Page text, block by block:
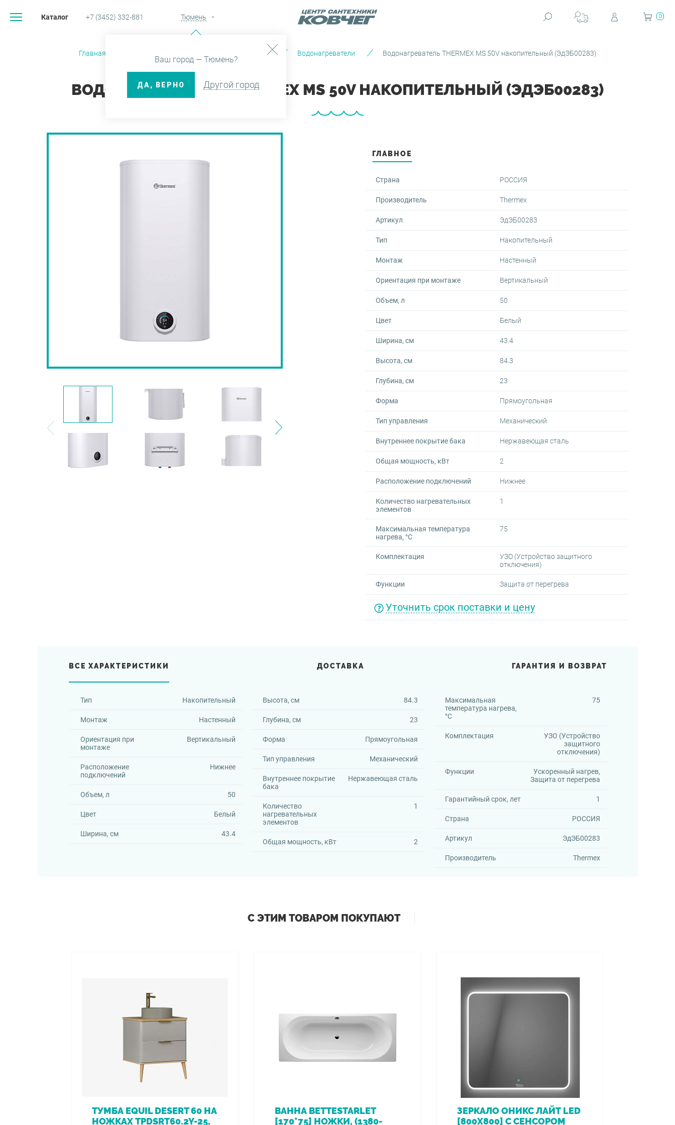
Каталог +7 (3452) 332-881 Тюмень
Ваш город — Тюмень?
ДА, ВЕРНО Другой город
0
Главная Вентиляция и отопление Водонагреватели Водонагреватель THERMEX MS 50V накопительный (ЭдЭБ00283)
ВОДОНАГРЕВАТЕЛЬ THERMEX MS 50V НАКОПИТЕЛЬНЫЙ (ЭДЭБ00283)
ГЛАВНОЕ
Страна РОССИЯ
Производитель Thermex
Артикул ЭдЭБ00283
Тип Накопительный
Монтаж Настенный
Ориентация при монтаже Вертикальный
Объем, л 50
Цвет Белый
Ширина, см 43.4
Высота, см 84.3
Глубина, см 23
Форма Прямоугольная
Тип управления Механический
Внутреннее покрытие бака Нержавеющая сталь
Общая мощность, кВт 2
Расположение подключений Нижнее
Количество нагревательных
элементов
1
Максимальная температура
нагрева, °C
75
Комплектация
УЗО (Устройство защитного
отключения)
Функции Защита от перегрева
Уточнить срок поставки и цену
ВСЕ ХАРАКТЕРИСТИКИ ДОСТАВКА ГАРАНТИЯ И ВОЗВРАТ
Тип Накопительный
Монтаж Настенный
Ориентация при
монтаже
Вертикальный
Расположение
подключений
Нижнее
Объем, л 50
Цвет Белый
Ширина, см 43.4
Высота, см 84.3
Глубина, см 23
Форма Прямоугольная
Тип управления Механический
Внутреннее покрытие
бака
Нержавеющая сталь
Количество
нагревательных
элементов
1
Общая мощность, кВт 2
Максимальная
температура нагрева,
°C
75
Комплектация
УЗО (Устройство
защитного
отключения)
Функции
Ускоренный нагрев,
Защита от перегрева
Гарантийный срок, лет 1
Страна РОССИЯ
Артикул ЭдЭБ00283
Производитель Thermex
С ЭТИМ ТОВАРОМ ПОКУПАЮТ
ТУМБА EQUIL DESERT 60 НА
НОЖКАХ TPDSRT60.2Y-25,
ВАННА BETTESTARLET
[170*75] НОЖКИ, (1380-
ЗЕРКАЛО ОНИКС ЛАЙТ LED
[800Х800] С СЕНСОРОМ